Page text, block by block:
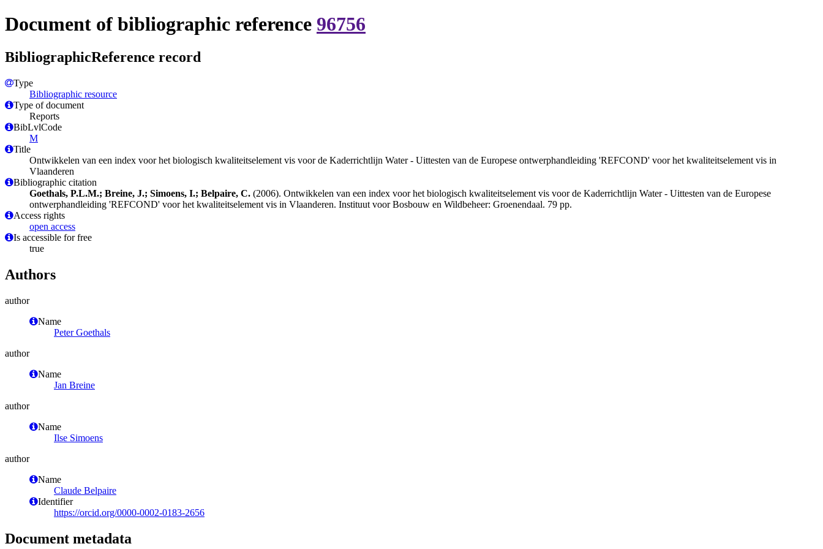
Document of bibliographic reference 96756
BibliographicReference record
Type
Bibliographic resource
Type of document
Reports
BibLvlCode
M
Title
Ontwikkelen van een index voor het biologisch kwaliteitselement vis voor de Kaderrichtlijn Water - Uittesten van de Europese ontwerphandleiding 'REFCOND' voor het kwaliteitselement vis in
Vlaanderen
Bibliographic citation
Goethals, P.L.M.; Breine, J.; Simoens, I.; Belpaire, C. (2006). Ontwikkelen van een index voor het biologisch kwaliteitselement vis voor de Kaderrichtlijn Water - Uittesten van de Europese
ontwerphandleiding 'REFCOND' voor het kwaliteitselement vis in Vlaanderen. Instituut voor Bosbouw en Wildbeheer: Groenendaal. 79 pp.
Access rights
open access
Is accessible for free
true
Authors
author
Name
Peter Goethals
author
Name
Jan Breine
author
Name
Ilse Simoens
author
Name
Claude Belpaire
Identifier
https://orcid.org/0000-0002-0183-2656
Document metadata